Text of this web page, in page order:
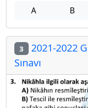
A B
3 2021-2022
Sınavı